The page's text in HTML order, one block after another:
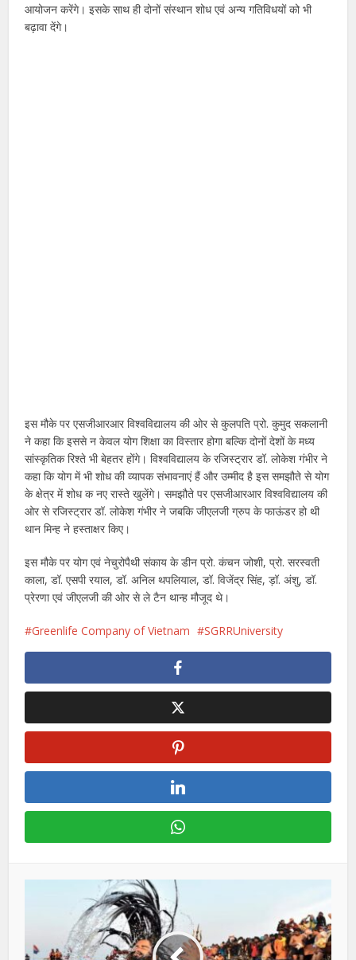
आयोजन करेंगे। इसके साथ ही दोनों संस्थान शोध एवं अन्य गतिविधयों को भी
बढ़ावा देंगे।
इस मौके पर एसजीआरआर विश्वविद्यालय की ओर से कुलपति प्रो. कुमुद सकलानी
ने कहा कि इससे न केवल योग शिक्षा का विस्तार होगा बल्कि दोनों देशों के मध्य
सांस्कृतिक रिश्ते भी बेहतर होंगे। विश्वविद्यालय के रजिस्ट्रार डॉ. लोकेश गंभीर ने
कहा कि योग में भी शोध की व्यापक संभावनाएं हैं और उम्मीद है इस समझौते से योग
के क्षेत्र में शोध क नए रास्ते खुलेंगे। समझौते पर एसजीआरआर विश्वविद्यालय की
ओर से रजिस्ट्रार डॉ. लोकेश गंभीर ने जबकि जीएलजी ग्रुप के फाऊंडर हो थी
थान मिन्ह ने हस्ताक्षर किए।
इस मौके पर योग एवं नेचुरोपैथी संकाय के डीन प्रो. कंचन जोशी, प्रो. सरस्वती
काला, डॉ. एसपी रयाल, डॉ. अनिल थपलियाल, डॉ. विजेंद्र सिंह, ड़ॉ. अंशु, डॉ.
प्रेरणा एवं जीएलजी की ओर से ले टैन थान्ह मौजूद थे।
Greenlife Company of Vietnam SGRRUniversity